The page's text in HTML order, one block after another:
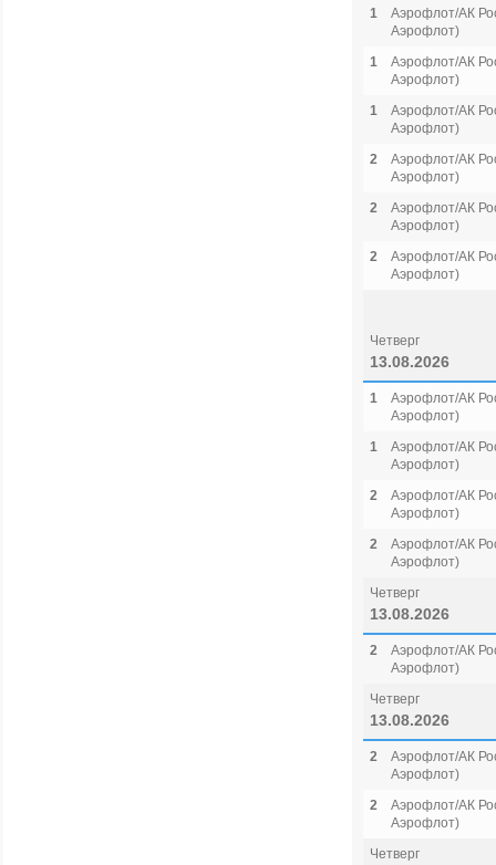
1
Аэрофлот/АК
Аэрофлот)
1
Аэрофлот/АК
Аэрофлот)
1
Аэрофлот/АК
Аэрофлот)
2
Аэрофлот/АК
Аэрофлот)
2
Аэрофлот/АК
Аэрофлот)
2
Аэрофлот/АК
Аэрофлот)
Четверг
13.08.2026
1
Аэрофлот/АК
Аэрофлот)
1
Аэрофлот/АК
Аэрофлот)
2
Аэрофлот/АК
Аэрофлот)
2
Аэрофлот/АК
Аэрофлот)
Четверг
13.08.2026
2
Аэрофлот/АК
Аэрофлот)
Четверг
13.08.2026
2
Аэрофлот/АК
Аэрофлот)
2
Аэрофлот/АК
Аэрофлот)
Четверг